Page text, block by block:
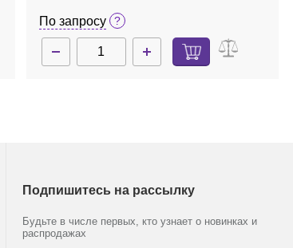
По запросу
Подпишитесь на рассылку
Будьте в числе первых, кто узнает о новинках и
распродажах